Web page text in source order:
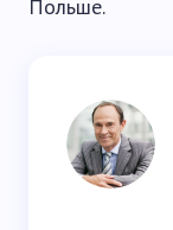
Польше.